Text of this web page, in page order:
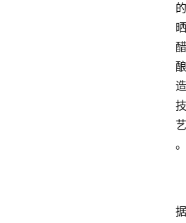
的
晒
醋
酿
造
技
艺
。
据